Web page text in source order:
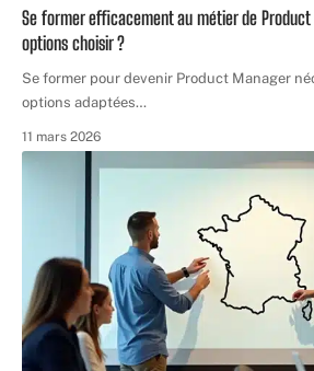
Se former efficacement au métier de Product
options choisir ?
Se former pour devenir Product Manager
options adaptées…
11 mars 2026